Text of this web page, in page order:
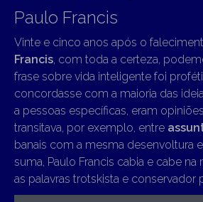
Paulo Francis
Vinte e cinco anos após o
Francis , com toda a certeza,
frase sobre vida inteligente foi
concordasse com a maioria das
a pessoas específicas, eram
transitava, por exemplo, entre
banais com a mesma desenvoltura
suma, Paulo Francis cabia e cabe
as palavras trotskista e conservador